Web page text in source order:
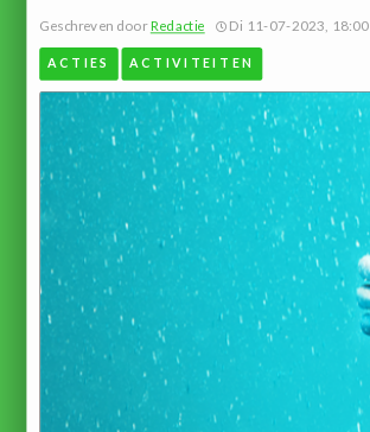
Geschreven doorRedactie Di 11-07-2023, 18:00
ACTIES ACTIVITEITEN